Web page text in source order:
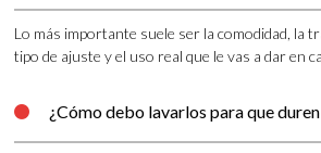
Lo más importante suele ser la comodidad, la
tipo de ajuste y el uso real que le vas a dar en
 ¿Cómo debo lavarlos para que duren